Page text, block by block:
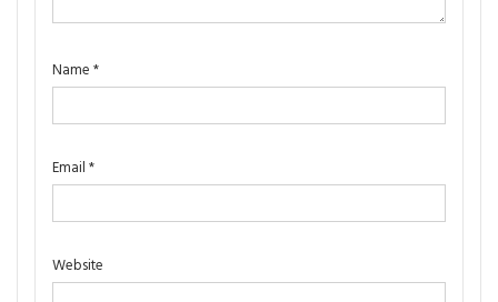
Name *
Email *
Website